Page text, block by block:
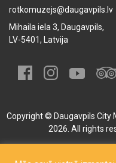
rotkomuzejs@daugavpils.lv
Mihaila iela 3, Daugavpils,
LV-5401, Latvija
Copyright © Daugavpils City
2026. All rights